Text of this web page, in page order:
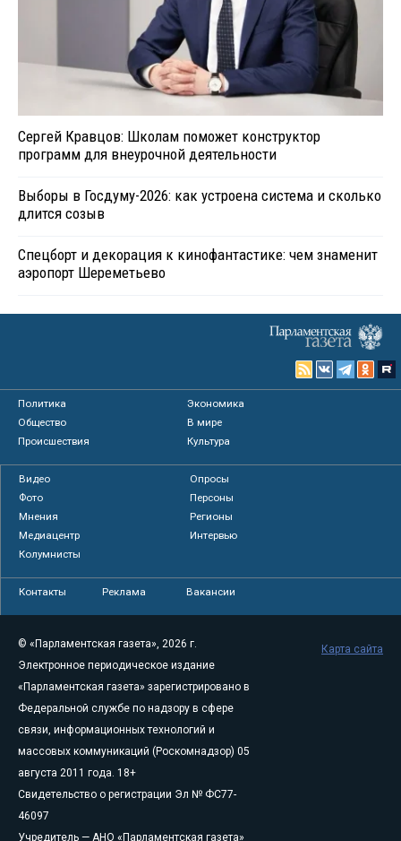
Сергей Кравцов: Школам поможет конструктор
программ для внеурочной деятельности
Выборы в Госдуму-2026: как устроена система и сколько
длится созыв
Спецборт и декорация к кинофантастике: чем знаменит
аэропорт Шереметьево
Политика
Экономика
Общество
В мире
Происшествия
Культура
Видео
Опросы
Фото
Персоны
Мнения
Регионы
Медиацентр
Интервью
Колумнисты
Контакты Реклама Вакансии
© «Парламентская газета», 2026 г.
Электронное периодическое издание
«Парламентская газета» зарегистрировано в
Федеральной службе по надзору в сфере
связи, информационных технологий и
массовых коммуникаций (Роскомнадзор) 05
августа 2011 года. 18+
Свидетельство о регистрации Эл № ФС77-
46097
Учредитель — АНО «Парламентская газета»
Карта сайта